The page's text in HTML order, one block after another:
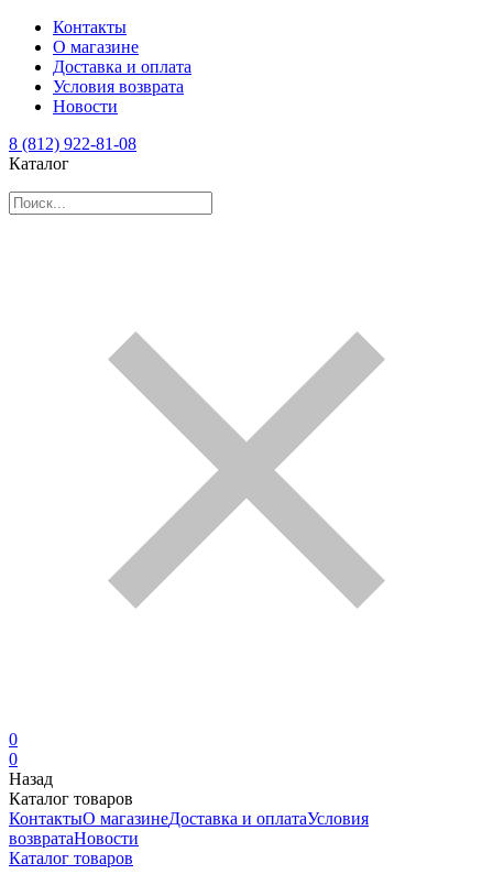
Контакты
О магазине
Доставка и оплата
Условия возврата
Новости
8 (812) 922-81-08
Каталог
0
0
Назад
Каталог товаров
КонтактыО магазинеДоставка и оплатаУсловия
возвратаНовости
Каталог товаров